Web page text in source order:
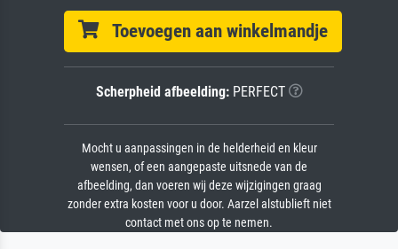
Toevoegen aan winkelmandje
Scherpheid afbeelding:PERFECT
Mocht u aanpassingen in de helderheid en kleur
wensen, of een aangepaste uitsnede van de
afbeelding, dan voeren wij deze wijzigingen graag
zonder extra kosten voor u door. Aarzel alstublieft niet
contact met ons op te nemen.